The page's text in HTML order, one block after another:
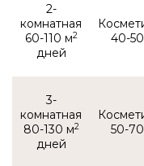
2-
комнатная
60-110 м2 40-50
3-
комнатная
80-130 м2 50-70